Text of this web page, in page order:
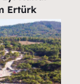
Ertürk